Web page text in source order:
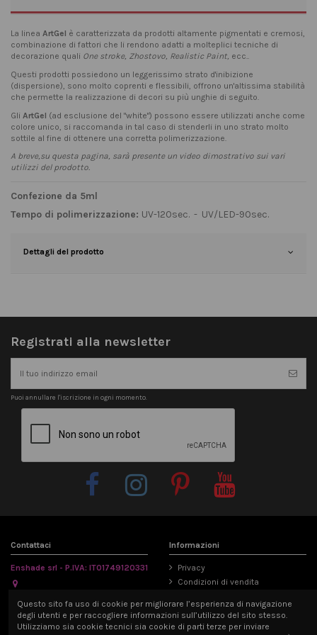
La linea ArtGel è caratterizzata da prodotti altamente pigmentati e cremosi,
combinazione di fattori che li rendono adatti a molteplici tecniche di
decorazione quali One stroke, Zhostovo, Realistic Paint, ecc..
Questi prodotti possiedono un leggerissimo strato d'inibizione
(dispersione), sono molto coprenti e flessibili, offrono un'altissima stabilità
che permette la realizzazione di decori su più unghie di seguito.
Gli ArtGel (ad esclusione del "white") possono essere utilizzati anche come
colore unico, si raccomanda in tal caso di stenderli in uno strato molto
sottile al fine di ottenere una corretta polimerizzazione.
A breve,su questa pagina, sarà presente un video dimostrativo sui vari
utilizzi del prodotto.
Confezione da 5ml
Tempo di polimerizzazione: UV-120sec. - UV/LED-90sec.
Dettagli del prodotto
Registrati alla newsletter
Puoi annullare l'iscrizione in ogni momento.
Contattaci
Enshade srl - P.IVA: IT01749120331
Piacenza, Italia
info@enshade.it
Informazioni
Privacy
Condizioni di vendita
Mappa del sito
Questo sito fa uso di cookie per migliorare l’esperienza di navigazione
degli utenti e per raccogliere informazioni sull’utilizzo del sito stesso.
Utilizziamo sia cookie tecnici sia cookie di parti terze per inviare